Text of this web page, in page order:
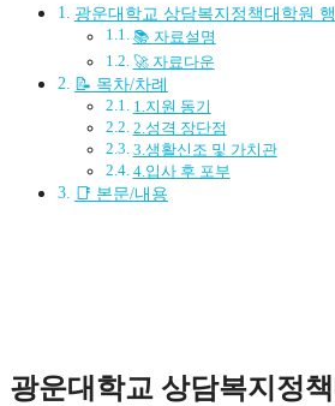
광운대학교 상담복지정책대학원
📚 자료설명
🚀 자료다운
📝 목차/차례
1.지원 동기
2.성격 장단점
3.생활신조 및 가치관
4.입사 후 포부
📑 본문/내용
광운대학교 상담복지정